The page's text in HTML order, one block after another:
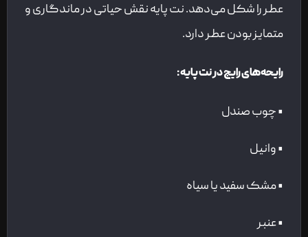
عطر را شکل می‌دهد. نت پایه نقش حیاتی در ماندگاری و
متمایز بودن عطر دارد.
رایحه‌های رایج در نت پایه:
• چوب صندل
• وانیل
• مشک سفید یا سیاه
• عنبر